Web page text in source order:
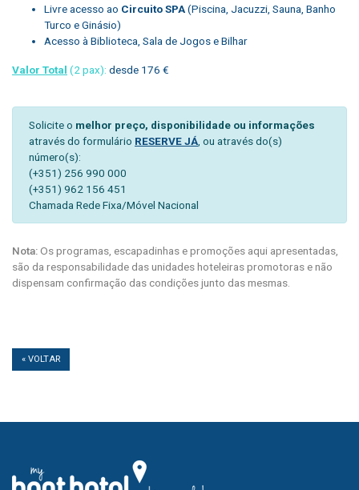
Livre acesso ao Circuito SPA(Piscina, Jacuzzi, Sauna, Banho
Turco e Ginásio)
Acesso à Biblioteca, Sala de Jogos e Bilhar
Valor Total (2 pax): desde 176 €
Solicite o melhor preço, disponibilidade ou informações
através do formulário RESERVE JÁ , ou através do(s)
número(s):
(+351) 256 990 000
(+351) 962 156 451
Chamada Rede Fixa/Móvel Nacional
Nota:Os programas, escapadinhas e promoções aqui apresentadas,
são da responsabilidade das unidades hoteleiras promotoras e não
dispensam confirmação das condições junto das mesmas.
« VOLTAR